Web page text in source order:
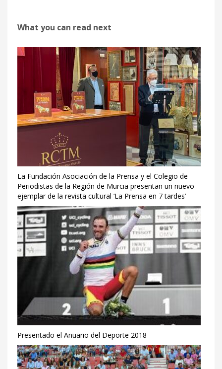
What you can read next
La Fundación Asociación de la Prensa y el Colegio de
Periodistas de la Región de Murcia presentan un nuevo
ejemplar de la revista cultural ‘La Prensa en 7 tardes’
Presentado el Anuario del Deporte 2018